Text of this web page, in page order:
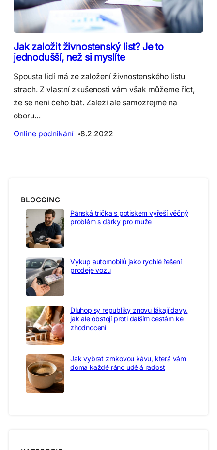
Jak založit živnostenský list? Je to
jednodušší, než si myslíte
Spousta lidí má ze založení živnostenského listu
strach. Z vlastní zkušenosti vám však můžeme říct,
že se není čeho bát. Záleží ale samozřejmě na
oboru…
Online podnikání
8.2.2022
BLOGGING
Pánská trička s potiskem vyřeší věčný
problém s dárky pro muže
Výkup automobilů jako rychlé řešení
prodeje vozu
Dluhopisy republiky znovu lákají davy,
jak ale obstojí proti dalším cestám ke
zhodnocení
Jak vybrat zrnkovou kávu, která vám
doma každé ráno udělá radost